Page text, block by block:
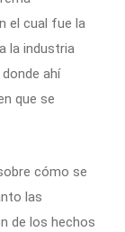
el cual fue la
la industria
ahí
que se
cómo se
las
de los hechos